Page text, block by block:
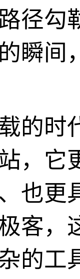
径勾
瞬间
的时
，它
也更
客，
的工